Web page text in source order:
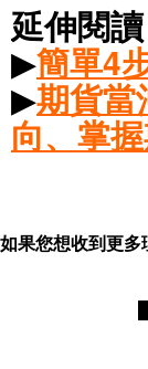
延伸閱讀
▶簡單4
▶期貨當
向、掌
如果您想收到更多